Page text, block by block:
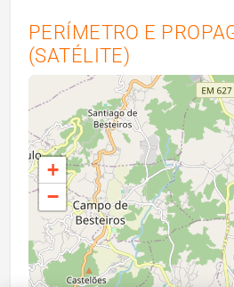
PERÍMETRO E
(SATÉLITE)
+
−